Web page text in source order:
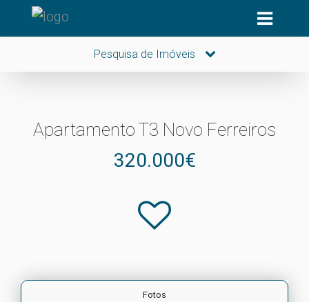
Pesquisa de Imóveis
Apartamento T3 Novo Ferreiros
320.000€
Fotos